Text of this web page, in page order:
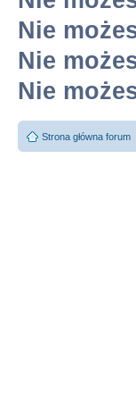
Nie
Nie
Nie
Strona główna forum